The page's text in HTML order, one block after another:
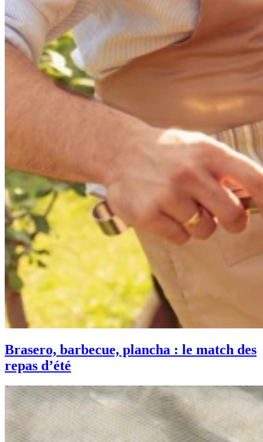
Brasero, barbecue, plancha : le match des
repas d’été